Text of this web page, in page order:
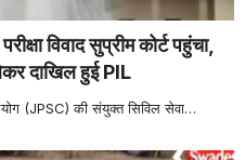
विवाद सुप्रीम कोर्ट पहुंचा,
दाखिल हुई PIL
(JPSC) की संयुक्त सिविल सेवा…